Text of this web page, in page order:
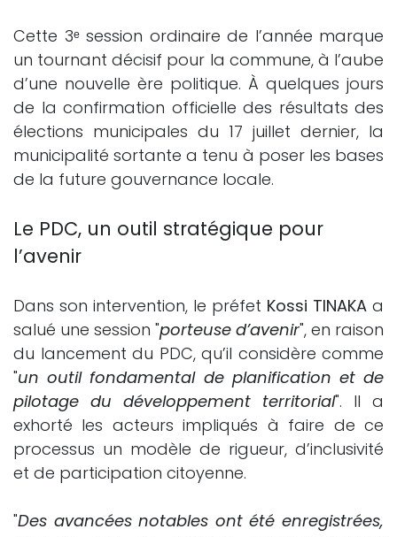
Cette 3ᵉ session ordinaire de l’année marque
un tournant décisif pour la commune, à l’aube
d’une nouvelle ère politique. À quelques jours
de la confirmation officielle des résultats des
élections municipales du 17 juillet dernier, la
municipalité sortante a tenu à poser les bases
de la future gouvernance locale.
Le PDC, un outil stratégique pour
l’avenir
Dans son intervention, le préfet Kossi TINAKA a
salué une session "porteuse d’avenir", en raison
du lancement du PDC, qu’il considère comme
"un outil fondamental de planification et de
pilotage du développement territorial". Il a
exhorté les acteurs impliqués à faire de ce
processus un modèle de rigueur, d’inclusivité
et de participation citoyenne.
"Des avancées notables ont été enregistrées,